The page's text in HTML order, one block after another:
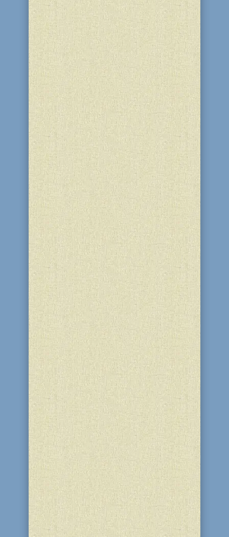
11 Ниссана День рождения
Любавичского Ребе члены
Днепродзержинской общины
отмечали по-особому. И это не
случайно! Именно с деятельностью
этого необыкновенного человека
связано возрождение и
развитие нашей общины. После
приезда в город посланников Ребе
раввина Леви...
Приглашаем Вас отметить вместе с
нами праздник ПЕСАХ! Праздничные
мероприятия состоятся в здании
Благотворительного Центра "Бейт
Барух" по ул. Арсеничева, 5, тел. 53-
42-13, 53-37-42 Стоимость билета - 30